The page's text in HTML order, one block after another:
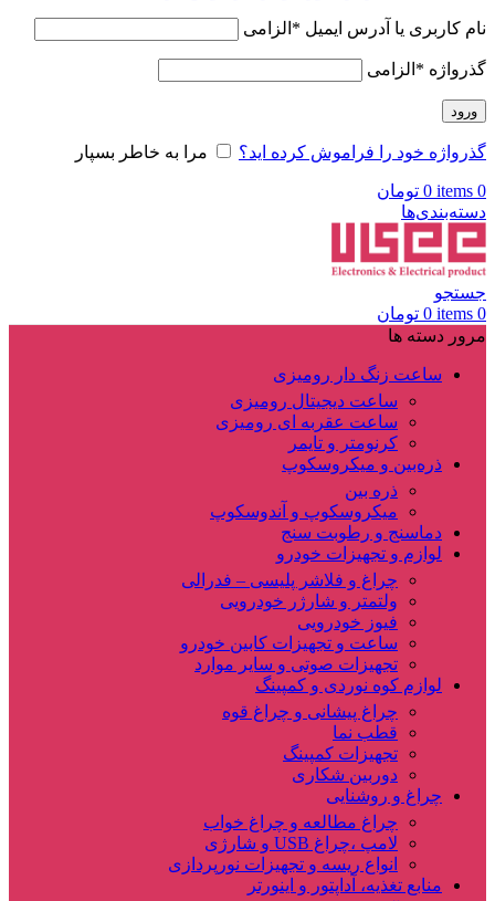
نام کاربری یا آدرس ایمیل * الزامی
گذرواژه * الزامی
ورود
گذرواژه خود را فراموش کرده اید؟ مرا به خاطر بسپار
0
items
0 تومان
دسته‌بندی‌ها
جستجو
0
items
0 تومان
مرور دسته ها
ساعت زنگ دار رومیزی
ساعت دیجیتال رومیزی
ساعت عقربه ای رومیزی
کرنومتر و تایمر
ذره‌بین و میکروسکوپ
ذره بین
میکروسکوپ و آندوسکوپ
دماسنج و رطوبت سنج
لوازم و تجهیزات خودرو
چراغ و فلاشر پلیسی – فدرالی
ولتمتر و شارژر خودرویی
فیوز خودرویی
ساعت و تجهیزات کابین خودرو
تجهیزات صوتی و سایر موارد
لوازم کوه نوردی و کمپینگ
چراغ پیشانی و چراغ قوه
قطب نما
تجهیزات کمپینگ
دوربین شکاری
چراغ و روشنایی
چراغ مطالعه و چراغ خواب
لامپ ،چراغ USB و شارژی
انواع ریسه و تجهیزات نورپردازی
منابع تغذیه، آداپتور و اینورتر